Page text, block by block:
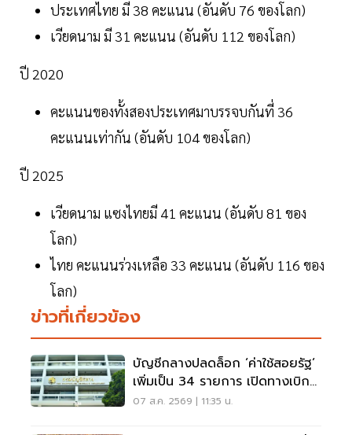
ประเทศไทย มี 38 คะแนน (อันดับ 76 ของโลก)
เวียดนาม มี 31 คะแนน (อันดับ 112 ของโลก)
ปี 2020
คะแนนของทั้งสองประเทศมาบรรจบกันที่ 36
คะแนนเท่ากัน (อันดับ 104 ของโลก)
ปี 2025
เวียดนาม แซงไทยมี 41 คะแนน (อันดับ 81 ของ
โลก)
ไทย คะแนนร่วงเหลือ 33 คะแนน (อันดับ 116 ของ
โลก)
ข่าวที่เกี่ยวข้อง
บัญชีกลางปลดล็อก ‘ค่าใช้สอยรัฐ‘
เพิ่มเป็น 34 รายการ เปิดทางเบิก
ค่าซอฟต์แวร์
07 ส.ค. 2569 | 11:35 น.